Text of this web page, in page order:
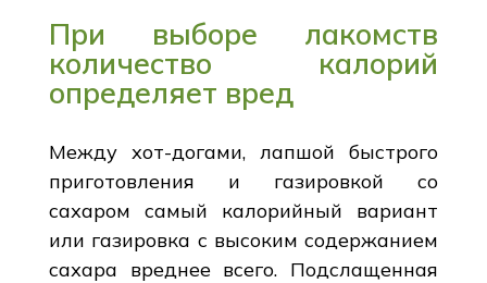
При выборе лакомств
количество калорий
определяет вред
Между хот-догами, лапшой быстрого
приготовления и газировкой со
сахаром самый калорийный вариант
или газировка с высоким содержанием
сахара вреднее всего. Подслащенная